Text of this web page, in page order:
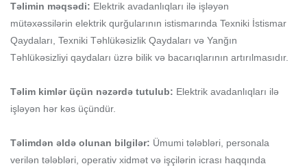
Təlimin məqsədi: Elektrik avadanlıqları ilə işləyən
mütəxəssilərin elektrik qurğularının istismarında Texniki İstismar
Qaydaları, Texniki Təhlükəsizlik Qaydaları və Yanğın
Təhlükəsizliyi qaydaları üzrə bilik və bacarıqlarının artırılmasıdır.
Təlim kimlər üçün nəzərdə tutulub: Elektrik avadanlıqları ilə
işləyən hər kəs üçündür.
Təlimdən əldə olunan bilgilər: Ümumi tələbləri, personala
verilən tələbləri, operativ xidmət və işçilərin icrası haqqında